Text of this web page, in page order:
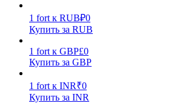
Получайте конкурентные награды
1 fort к RUB₽0
Купить за RUB
1 fort к GBP£0
Купить за GBP
1 fort к INR₹0
Купить за INR